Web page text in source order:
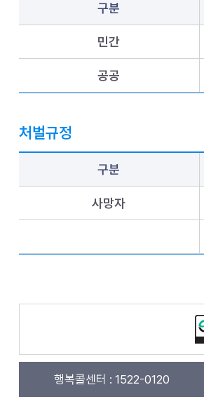
구분
민간
공공
처벌규정
구분
사망자
행복콜센터 : 1522-0120